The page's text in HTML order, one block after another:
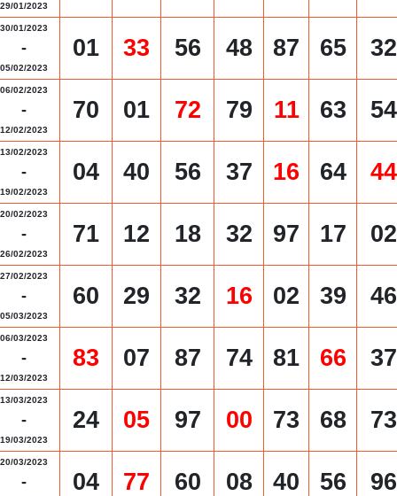
29/01/2023
30/01/2023
-
05/02/2023
01 33 56 48 87 65 32
06/02/2023
-
12/02/2023
70 01 72 79 11 63 54
13/02/2023
-
19/02/2023
04 40 56 37 16 64 44
20/02/2023
-
26/02/2023
71 12 18 32 97 17 02
27/02/2023
-
05/03/2023
60 29 32 16 02 39 46
06/03/2023
-
12/03/2023
83 07 87 74 81 66 37
13/03/2023
-
19/03/2023
24 05 97 00 73 68 73
20/03/2023
- 04 77 60 08 40 56 96